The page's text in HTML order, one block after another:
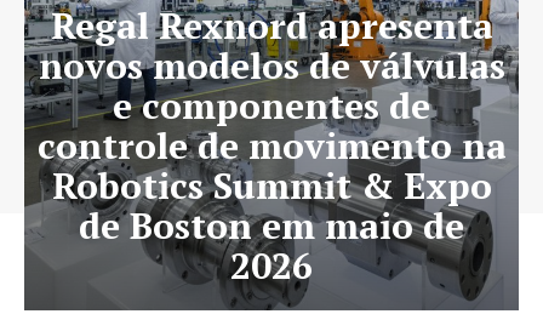
Regal Rexnord apresenta
novos modelos de válvulas
e componentes de
controle de movimento na
Robotics Summit & Expo
de Boston em maio de
2026